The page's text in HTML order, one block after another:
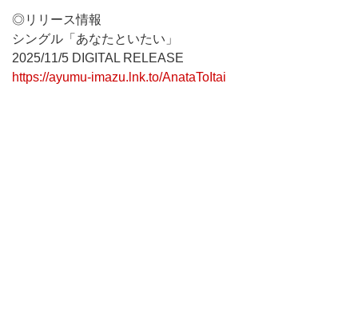
◎リリース情報
シングル「あなたといたい」
2025/11/5 DIGITAL RELEASE
https://ayumu-imazu.lnk.to/AnataToItai